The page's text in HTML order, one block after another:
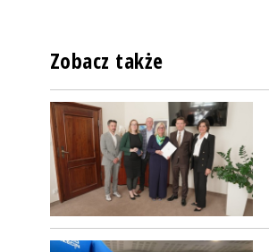
Zobacz także